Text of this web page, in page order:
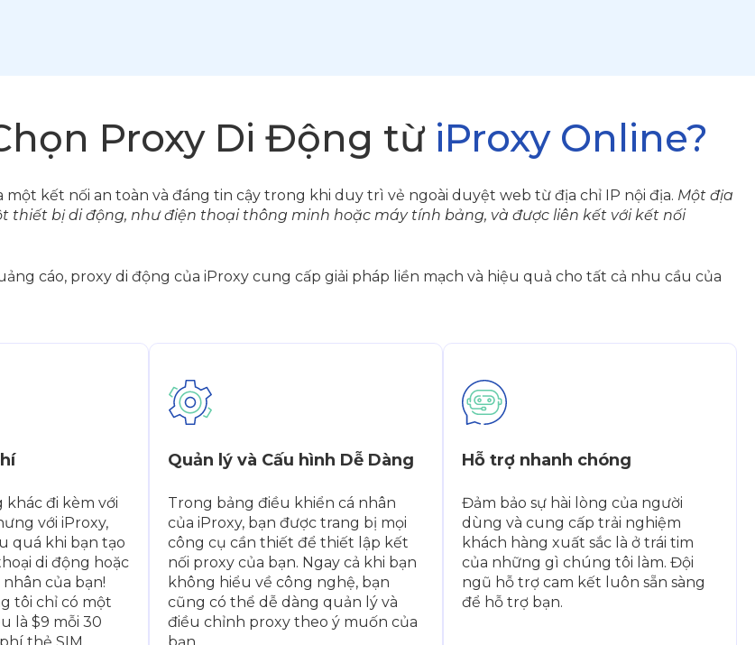
Proxy Di Động từ iProxy Online?
kết nối an toàn và đáng tin cậy trong khi duy trì vẻ ngoài duyệt web từ địa chỉ IP nội địa. Một địa
thiết bị di động, như điện thoại thông minh hoặc máy tính bảng, và được liên kết với kết nối
cáo, proxy di động của iProxy cung cấp giải pháp liền mạch và hiệu quả cho tất cả nhu cầu của
khác đi kèm với
với iProxy,
quá khi bạn tạo
di động hoặc
của bạn!
tôi chỉ có một
là $9 mỗi 30
Quản lý và Cấu hình Dễ Dàng
Trong bảng điều khiển cá nhân
của iProxy, bạn được trang bị mọi
công cụ cần thiết để thiết lập kết
nối proxy của bạn. Ngay cả khi bạn
không hiểu về công nghệ, bạn
cũng có thể dễ dàng quản lý và
điều chỉnh proxy theo ý muốn của
Hỗ trợ nhanh chóng
Đảm bảo sự hài lòng của người
dùng và cung cấp trải nghiệm
khách hàng xuất sắc là ở trái tim
của những gì chúng tôi làm. Đội
ngũ hỗ trợ cam kết luôn sẵn sàng
để hỗ trợ bạn.